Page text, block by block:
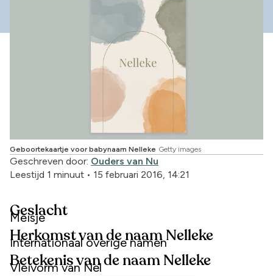
Geboortekaartje voor babynaam Nelleke Getty images
Geschreven door: Ouders van Nu
Leestijd 1 minuut • 15 februari 2016, 14:21
Geslacht
Meisje
Herkomst van de naam Nelleke
Internationaal overige namen
Betekenis van de naam Nelleke
Vleivorm van Nel